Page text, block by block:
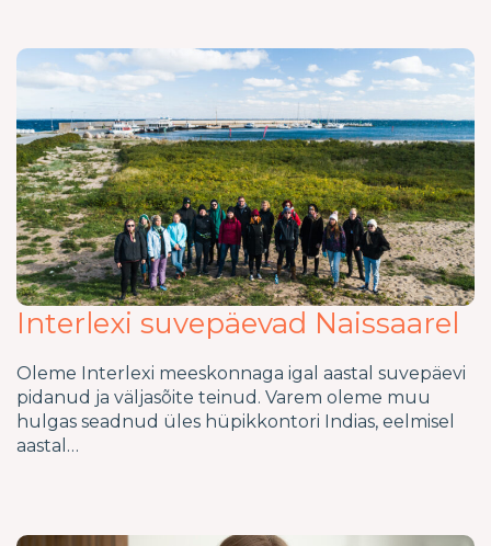
Interlexi suvepäevad Naissaarel
Oleme Interlexi meeskonnaga igal aastal suvepäevi
pidanud ja väljasõite teinud. Varem oleme muu
hulgas seadnud üles hüpikkontori Indias, eelmisel
aastal…